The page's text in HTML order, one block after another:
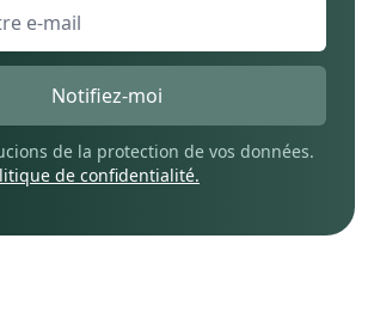
Notifiez-moi
de la protection de vos données.
de confidentialité.